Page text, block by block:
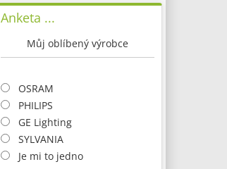
Anketa ...
Můj oblíbený výrobce
OSRAM
PHILIPS
GE Lighting
SYLVANIA
Je mi to jedno